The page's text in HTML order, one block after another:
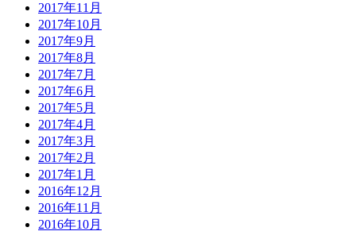
2017年11月
2017年10月
2017年9月
2017年8月
2017年7月
2017年6月
2017年5月
2017年4月
2017年3月
2017年2月
2017年1月
2016年12月
2016年11月
2016年10月